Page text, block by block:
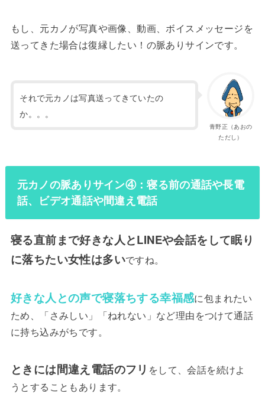
もし、元カノが写真や画像、動画、ボイスメッセージを
送ってきた場合は復縁したい！の脈ありサインです。
青野正（あおの
ただし）
それで元カノは写真送ってきていたの
か。。。
元カノの脈ありサイン④：寝る前の通話や長電
話、ビデオ通話や間違え電話
寝る直前まで好きな人とLINEや会話をして眠り
に落ちたい女性は多いですね。
好きな人との声で寝落ちする幸福感に包まれたい
ため、「さみしい」「ねれない」など理由をつけて通話
に持ち込みがちです。
ときには間違え電話のフリ をして、会話を続けよ
うとすることもあります。